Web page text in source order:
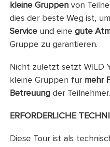
kleine Gruppen von
dies der beste Weg ist,
Service und eine gute
Gruppe zu garantieren.
Nicht zuletzt setzt WILD
kleine Gruppen für mehr
Betreuung der Teilnehmer.
ERFORDERLICHE
Diese Tour ist als